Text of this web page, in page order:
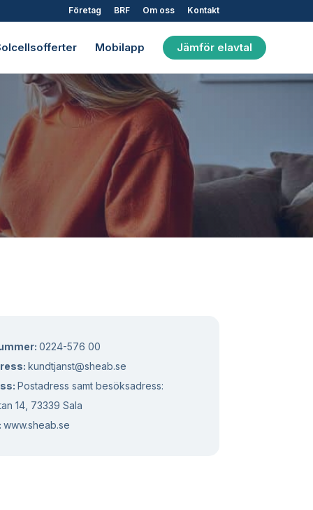
Företag BRF Om oss Kontakt
Mobilapp Jämför elavtal
0224-576 00
kundtjanst@sheab.se
Postadress samt besöksadress:
14, 73339 Sala
www.sheab.se